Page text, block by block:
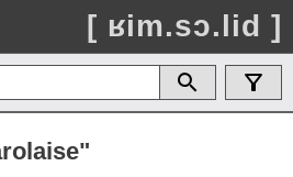
[ ʁim.sɔ.lid ]